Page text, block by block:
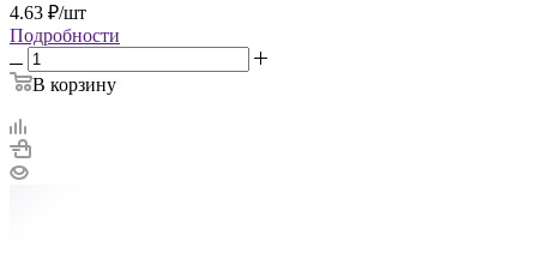
4.63 ₽/шт
Подробности
В корзину